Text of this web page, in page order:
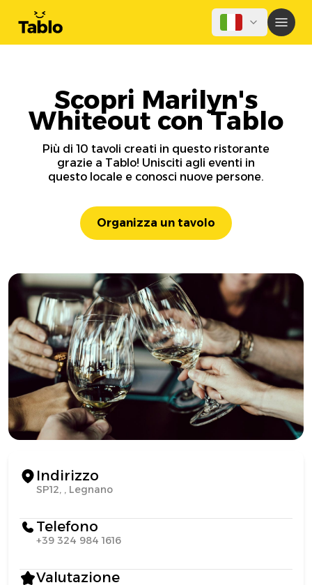
Scopri Marilyn's
Whiteout con Tablo
Più di 10 tavoli creati in questo ristorante
grazie a Tablo! Unisciti agli eventi in
questo locale e conosci nuove persone.
Organizza un tavolo
Indirizzo
SP12, , Legnano
Telefono
+39 324 984 1616
Valutazione